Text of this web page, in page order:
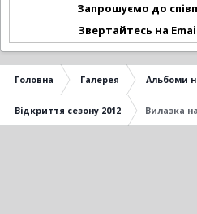
Запрошуємо до
Звертайтесь на
Головна Галерея Альбоми
Відкриття сезону 2012 Вилазка